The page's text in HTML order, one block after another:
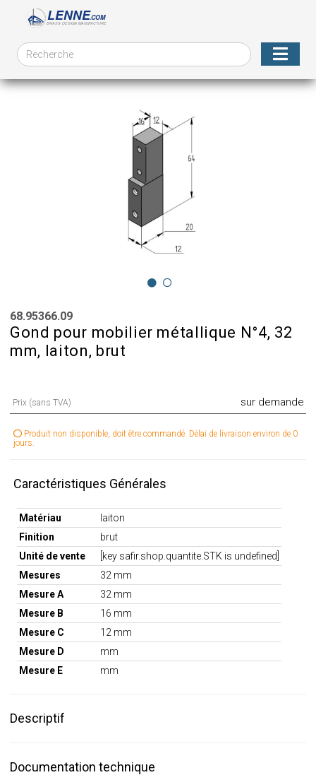
68.95366.09
Gond pour mobilier métallique N°4, 32
mm, laiton, brut
Prix (sans TVA) sur demande
Produit non disponible, doit être commandé. Délai de livraison environ de 0
jours.
Caractéristiques Générales
Matériau
laiton
Finition
brut
Unité de vente
[key safir.shop.quantite.STK is undefined]
Mesures
32 mm
Mesure A
32 mm
Mesure B
16 mm
Mesure C
12 mm
Mesure D
mm
Mesure E
mm
Descriptif
Documentation technique